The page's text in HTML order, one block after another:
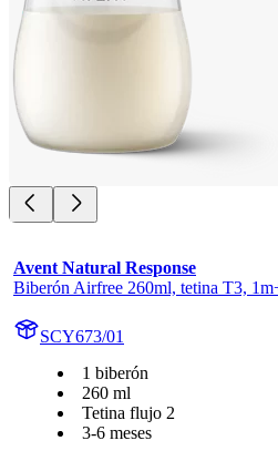
Avent Natural Response
Biberón Airfree 260ml, tetina T3,
SCY673/01
1 biberón
260 ml
Tetina flujo 2
3-6 meses